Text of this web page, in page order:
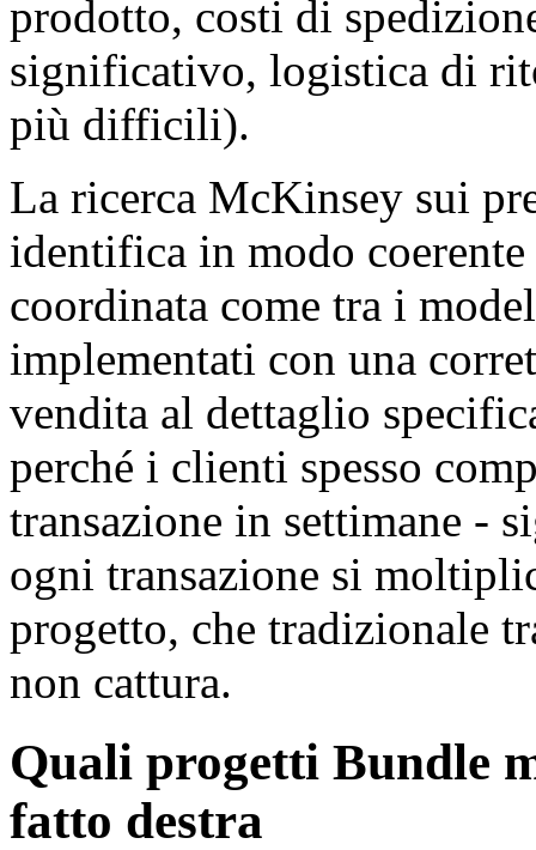
prodotto, costi di
significativo, logistica di
più difficili).
La ricerca McKinsey sui
identifica in modo
coordinata come tra i
implementati con una
vendita al dettaglio
perché i clienti spesso
transazione in settimane -
ogni transazione si
progetto, che tradizionale
non cattura.
Quali progetti Bundle
fatto destra